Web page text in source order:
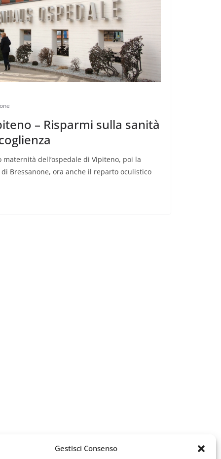
Gestisci Consenso
– Risparmi sulla sanità
dell’ospedale di Vipiteno, poi la
Bressanone, ora anche il reparto oculistico